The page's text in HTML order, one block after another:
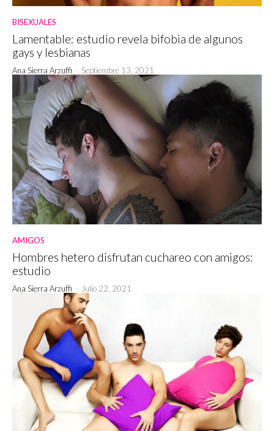
BISEXUALES
Lamentable: estudio revela bifobia de algunos
gays y lesbianas
Ana Sierra Arzuffi - Septiembre 13, 2021
AMIGOS
Hombres hetero disfrutan cuchareo con amigos:
estudio
Ana Sierra Arzuffi - Julio 22, 2021